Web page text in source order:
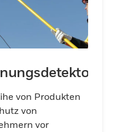
von Produkten
von
vor